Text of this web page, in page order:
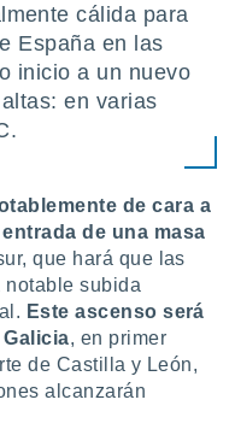
cálida para
España en las
inicio a un nuevo
en varias
de cara a
de una masa
que hará que las
notable subida
Este ascenso será
, en primer
de Castilla y León,
alcanzarán